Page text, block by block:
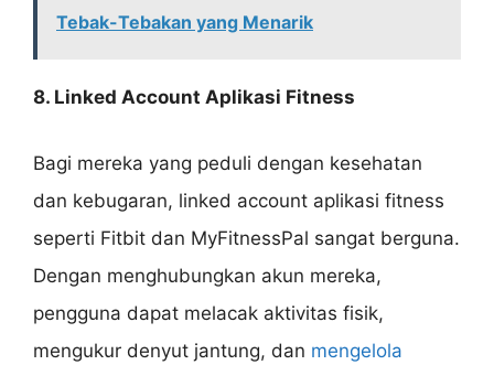
Tebak-Tebakan yang Menarik
8. Linked Account Aplikasi Fitness
Bagi mereka yang peduli dengan kesehatan
dan kebugaran, linked account aplikasi fitness
seperti Fitbit dan MyFitnessPal sangat berguna.
Dengan menghubungkan akun mereka,
pengguna dapat melacak aktivitas fisik,
mengukur denyut jantung, dan mengelola